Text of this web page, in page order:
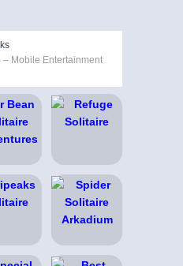
– Mobile Entertainment